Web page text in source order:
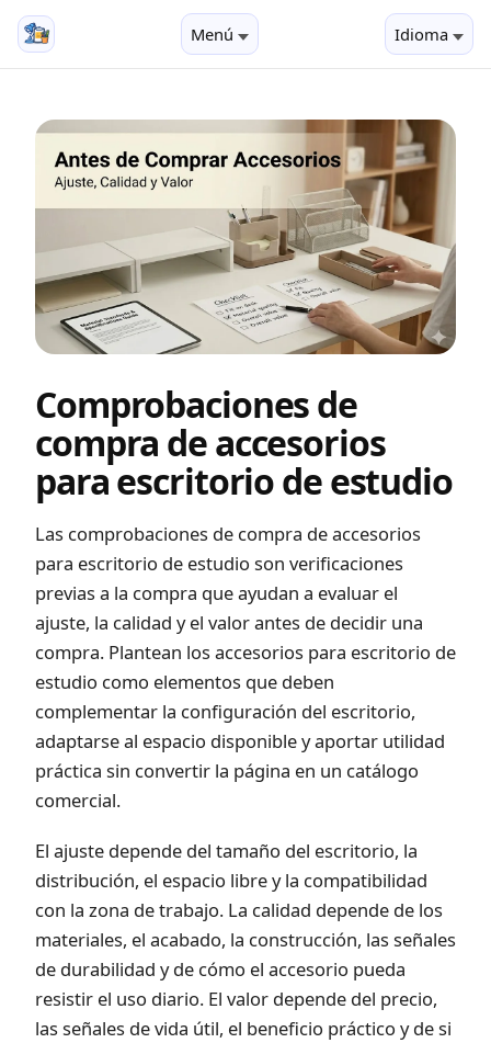
Menú Idioma
Comprobaciones de
compra de accesorios
para escritorio de estudio
Las comprobaciones de compra de accesorios
para escritorio de estudio son verificaciones
previas a la compra que ayudan a evaluar el
ajuste, la calidad y el valor antes de decidir una
compra. Plantean los accesorios para escritorio de
estudio como elementos que deben
complementar la configuración del escritorio,
adaptarse al espacio disponible y aportar utilidad
práctica sin convertir la página en un catálogo
comercial.
El ajuste depende del tamaño del escritorio, la
distribución, el espacio libre y la compatibilidad
con la zona de trabajo. La calidad depende de los
materiales, el acabado, la construcción, las señales
de durabilidad y de cómo el accesorio pueda
resistir el uso diario. El valor depende del precio,
las señales de vida útil, el beneficio práctico y de si